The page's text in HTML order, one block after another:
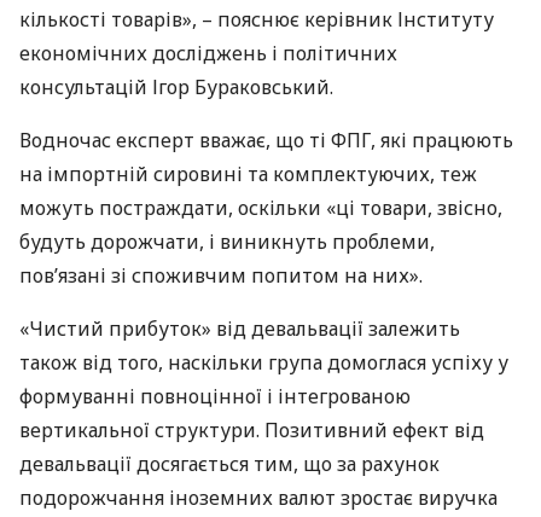
кількості товарів», – пояснює керівник Інституту
економічних досліджень і політичних
консультацій Ігор Бураковський.
Водночас експерт вважає, що ті ФПГ, які працюють
на імпортній сировині та комплектуючих, теж
можуть постраждати, оскільки «ці товари, звісно,
будуть дорожчати, і виникнуть проблеми,
пов’язані зі споживчим попитом на них».
«Чистий прибуток» від девальвації залежить
також від того, наскільки група домоглася успіху у
формуванні повноцінної і інтегрованою
вертикальної структури. Позитивний ефект від
девальвації досягається тим, що за рахунок
подорожчання іноземних валют зростає виручка